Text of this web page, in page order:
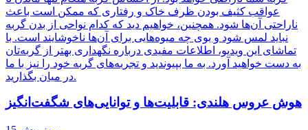
عواقب کثیف بودن ظرف خاک و رفتاری که ممکن است باعث
ناراحتی آن‌ها شود. همچنین، خواهیم دید که کدام نواحی از بدن گربه
نباید لمس شود و بوی چه میوه‌هایی برای آن‌ها ناخوشایند است. با
تماشای این ویدیو، اطلاعات مفیدی درباره نگهداری بهتر از گربه‌تان
به دست خواهید آورد. به ما بپیوندید و تجربه‌های گربه خود را نیز با ما
در میان بگذارید.
هوش عروس هلندی: قابلیت‌ها و توانایی‌های شگفت‌انگیز